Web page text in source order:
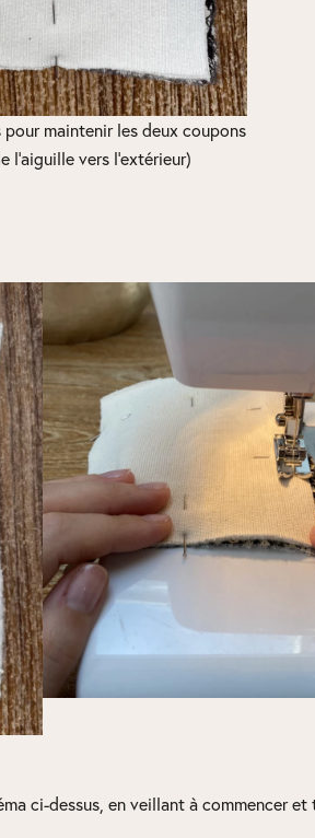
maintenir les deux coupons
l’aiguille vers l’extérieur)
ci-dessus, en veillant à commencer